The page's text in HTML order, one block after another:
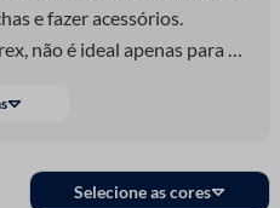
e fazer acessórios.
não é ideal apenas para o
Selecione as cores